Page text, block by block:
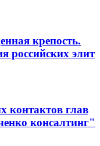
крепость.
российских элит
контактов глав
консалтинг"